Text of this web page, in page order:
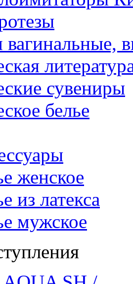
сувениры
белье
женское
из латекса
мужское